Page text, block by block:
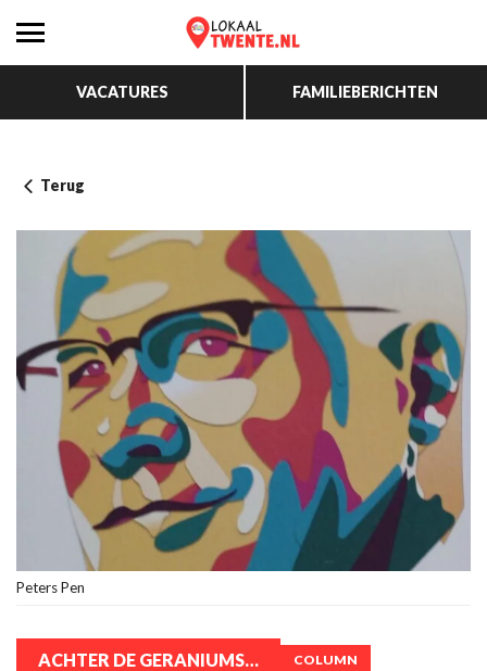
VACATURES FAMILIEBERICHTEN
Terug
Peters Pen
ACHTER DE GERANIUMS… COLUMN